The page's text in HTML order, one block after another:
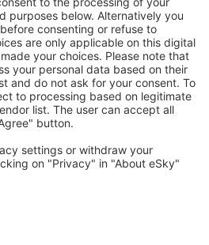
en plan gemakkelijk uw
reizen